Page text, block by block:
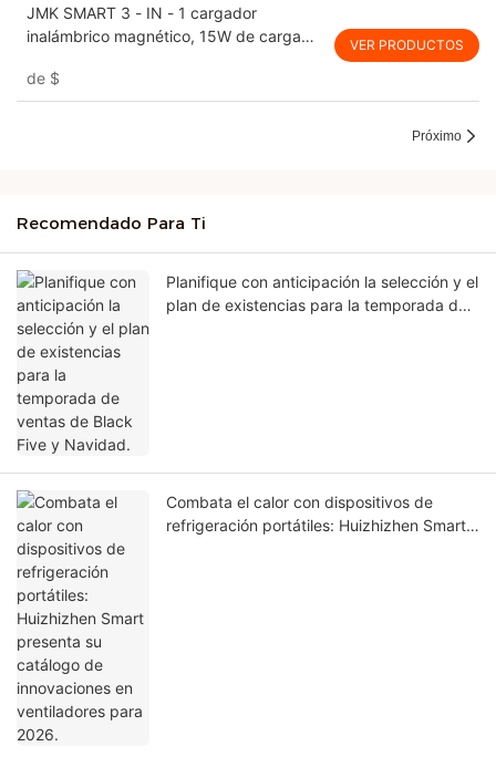
JMK SMART 3 - IN - 1 cargador
inalámbrico magnético, 15W de carga
múltiples para teléfonos, auriculares &
de $
VER PRODUCTOS
Próximo
Recomendado Para Ti
Planifique con anticipación la selección y el
plan de existencias para la temporada de
Combata el calor con dispositivos de
refrigeración portátiles: Huizhizhen Smart